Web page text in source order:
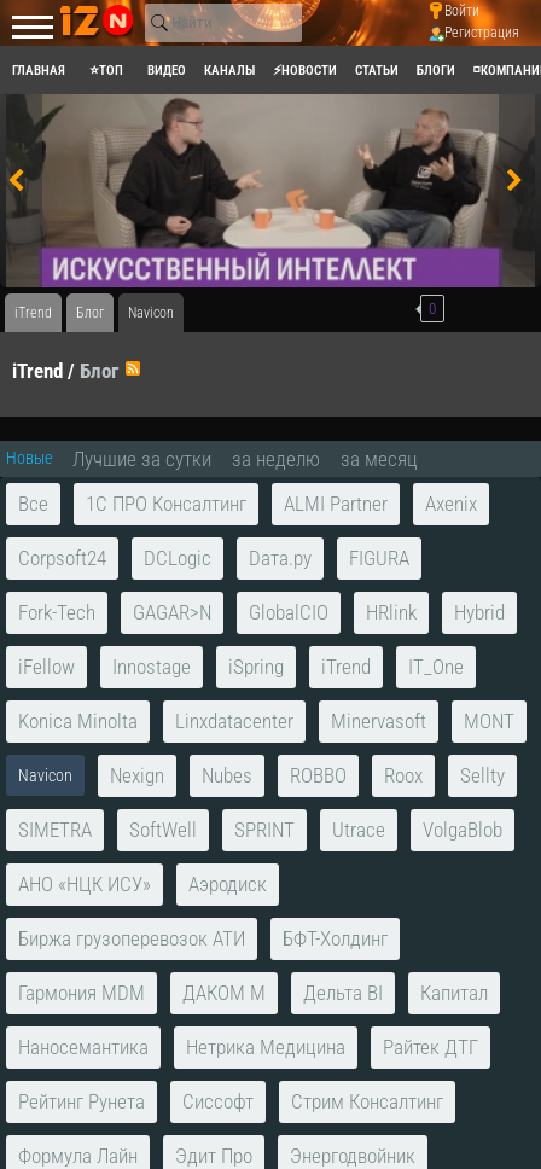
Войти
Регистрация
ГЛАВНАЯ ⭐ТОП ВИДЕО КАНАЛЫ ⚡НОВОСТИ СТАТЬИ БЛОГИ
iTrend Блог Navicon 0
iTrend / Блог
Новые Лучшие за сутки за неделю
за месяц
Все
1С ПРО Консалтинг ALMI Partner Axenix
Corpsoft24 DCLogic Dата.ру FIGURA
Fork-Tech GAGAR>N GlobalCIO HRlink Hybrid
iFellow Innostage iSpring iTrend IT_One
Konica Minolta Linxdatacenter Minervasoft MONT
Navicon Nexign Nubes ROBBO Roox Sellty
SIMETRA SoftWell SPRINT Utrace VolgaBlob
АНО «НЦК ИСУ» Аэродиск
Биржа грузоперевозок АТИ БФТ-Холдинг
Гармония MDM ДАКОМ М Дельта BI Капитал
Наносемантика Нетрика Медицина Райтек ДТГ
Рейтинг Рунета Сиссофт Стрим Консалтинг
Формула Лайн Эдит Про Энергодвойник